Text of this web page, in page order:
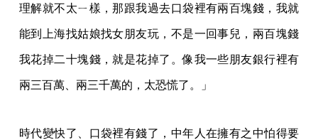
理解就不太ㄧ樣，那跟我過去口袋裡有兩百塊錢，我就
能到上海找姑娘找女朋友玩，不是一回事兒，兩百塊錢
我花掉二十塊錢，就是花掉了。像我一些朋友銀行裡有
兩三百萬、兩三千萬的，太恐慌了。」
時代變快了、口袋裡有錢了，中年人在擁有之中怕得要